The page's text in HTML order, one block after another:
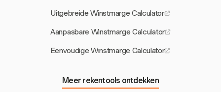
Uitgebreide Winstmarge Calculator
Aanpasbare Winstmarge Calculator
Eenvoudige Winstmarge Calculator
Meer rekentools ontdekken